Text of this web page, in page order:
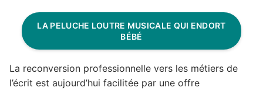
LA PELUCHE LOUTRE MUSICALE QUI ENDORT
BÉBÉ
La reconversion professionnelle vers les métiers de
l’écrit est aujourd’hui facilitée par une offre